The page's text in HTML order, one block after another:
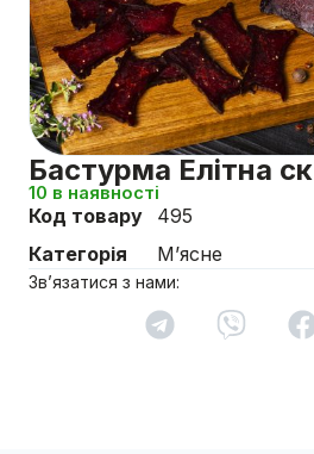
Бастурма Елітна ск
10 в наявності
Код товару
495
Категорія
М’ясне
Зв’язатися з нами: